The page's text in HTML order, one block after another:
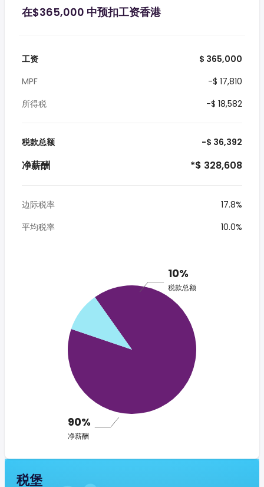
在$365,000 中预扣工资香港
工资
$ 365,000
MPF
-$ 17,810
所得税
-$ 18,582
税款总额 -$ 36,392
净薪酬 *$ 328,608
边际税率
17.8%
平均税率
10.0%
10%
税款总额
90%
净薪酬
税堡